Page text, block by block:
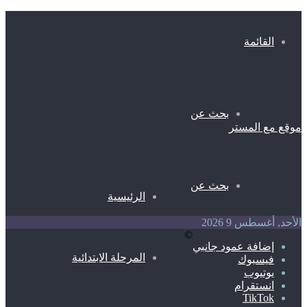
القائمة
موقع مع المستر
بحث عن
الرئيسية
المرحلة الابتدائية
بحث عن
الأحد, أغسطس 9 2026
إضافة عمود جانبي
فيسبوك
يوتيوب
انستقرام
TikTok
©